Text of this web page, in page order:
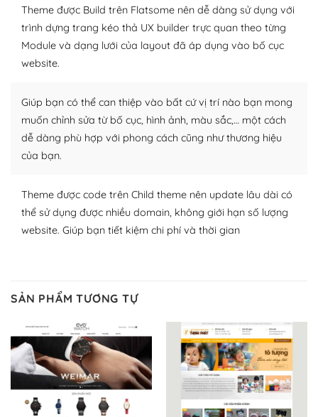
WordPress để tăng thêm các tính năng cần thiết. Có
nhiều plugin trả phí hoặc miễn phí.
Nhờ lượng người dùng đông đảo, thư viện themes và
plugin của WordPress rất phong phú. Bạn có thể thỏa
lập website của mình.
WordPress đa dạng plugin và themes
– Dễ sử dụng
Với mọi Hosting bất kỳ thì WordPress đều có thể dễ
dàng thiết lập vì thực tế nó đã cung cấp khoảng 60%
toàn bộ web.
Dễ dàng lựa chọn Hosting cho website WordPress
– Bảo mật cực tốt
Vì WordPress hiện là nền tảng xây dựng trang web và
blog lớn nhất trên thế giới, quan trọng nhất là bảo vệ
nội dung của mình khỏi các cuộc tấn công spam.
Theme được Build trên Flatsome nên dễ dàng sử dụng với
trình dựng trang kéo thả UX builder trực quan theo từng
Module và dạng lưới của layout đã áp dụng vào bố cục
website.
Giúp bạn có thể can thiệp vào bất cứ vị trí nào bạn mong
muốn chỉnh sửa từ bố cục, hình ảnh, màu sắc,… một cách
dễ dàng phù hợp với phong cách cũng như thương hiệu
của bạn.
Theme được code trên Child theme nên update lâu dài có
thể sử dụng được nhiều domain, không giới hạn số lượng
website. Giúp bạn tiết kiệm chi phí và thời gian
SẢN PHẨM TƯƠNG TỰ